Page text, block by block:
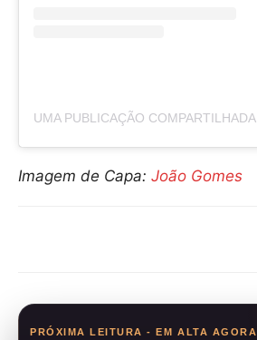
Imagem de Capa: João Gomes
PRÓXIMA LEITURA - EM ALTA AGORA